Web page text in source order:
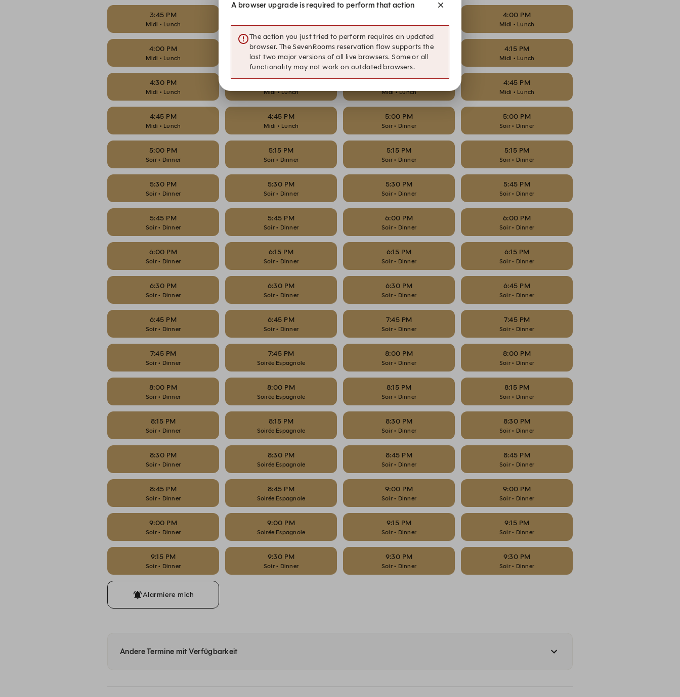
3:45 PM
Midi • Lunch Midi • Lunch Midi • Lunch
4:00 PM
Midi • Lunch
4:00 PM
Midi • Lunch
4:15 PM
Midi • Lunch
4:15 PM
Midi • Lunch
4:15 PM
Midi • Lunch
4:30 PM
Midi • Lunch Midi • Lunch Midi • Lunch
4:45 PM
Midi • Lunch
4:45 PM
Midi • Lunch
4:45 PM
Midi • Lunch
5:00 PM
Soir • Dinner
5:00 PM
Soir • Dinner
5:00 PM
Soir • Dinner
5:15 PM
Soir • Dinner
5:15 PM
Soir • Dinner
5:15 PM
Soir • Dinner
5:30 PM
Soir • Dinner
5:30 PM
Soir • Dinner
5:30 PM
Soir • Dinner
5:45 PM
Soir • Dinner
5:45 PM
Soir • Dinner
5:45 PM
Soir • Dinner
6:00 PM
Soir • Dinner
6:00 PM
Soir • Dinner
6:00 PM
Soir • Dinner
6:15 PM
Soir • Dinner
6:15 PM
Soir • Dinner
6:15 PM
Soir • Dinner
6:30 PM
Soir • Dinner
6:30 PM
Soir • Dinner
6:30 PM
Soir • Dinner
6:45 PM
Soir • Dinner
6:45 PM
Soir • Dinner
6:45 PM
Soir • Dinner
7:45 PM
Soir • Dinner
7:45 PM
Soir • Dinner
7:45 PM
Soir • Dinner
7:45 PM
Soirée Espagnole
8:00 PM
Soir • Dinner
8:00 PM
Soir • Dinner
8:00 PM
Soir • Dinner
8:00 PM
Soirée Espagnole
8:15 PM
Soir • Dinner
8:15 PM
Soir • Dinner
8:15 PM
Soir • Dinner
8:15 PM
Soirée Espagnole
8:30 PM
Soir • Dinner
8:30 PM
Soir • Dinner
8:30 PM
Soir • Dinner
8:30 PM
Soirée Espagnole
8:45 PM
Soir • Dinner
8:45 PM
Soir • Dinner
8:45 PM
Soir • Dinner
8:45 PM
Soirée Espagnole
9:00 PM
Soir • Dinner
9:00 PM
Soir • Dinner
9:00 PM
Soir • Dinner
9:00 PM
Soirée Espagnole
9:15 PM
Soir • Dinner
9:15 PM
Soir • Dinner
9:15 PM
Soir • Dinner
9:30 PM
Soir • Dinner
9:30 PM
Soir • Dinner
9:30 PM
Soir • Dinner
Alarmiere mich
Andere Termine mit Verfügbarkeit
A browser upgrade is required to perform that action
The action you just tried to perform requires an updated
browser. The SevenRooms reservation flow supports the
last two major versions of all live browsers. Some or all
functionality may not work on outdated browsers.